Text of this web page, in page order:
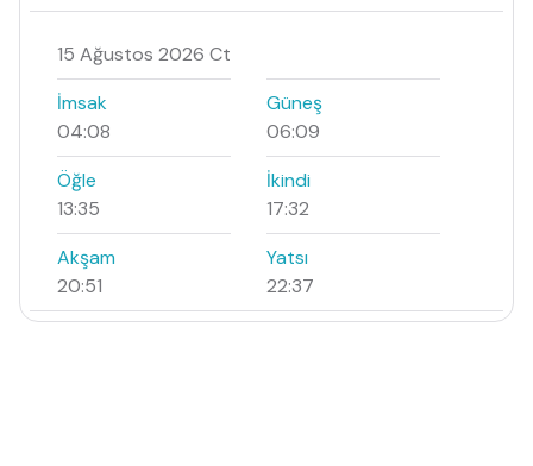
15 Ağustos 2026 Ct
İmsak
04:08
Güneş
06:09
Öğle
13:35
İkindi
17:32
Akşam
20:51
Yatsı
22:37